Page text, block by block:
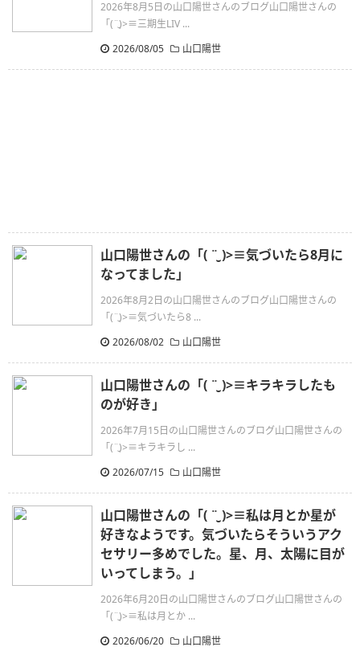
2026年8月5日の山口陽世さんのブログ山口陽世さんの
「(¨̮)>≡三期生LIV ...
2026/08/05
山口陽世
山口陽世さんの「( ¨̮ )>≡気づいたら8月に
なってました」
2026年8月2日の山口陽世さんのブログ山口陽世さんの
「(¨̮)>≡気づいたら8 ...
2026/08/02
山口陽世
山口陽世さんの「( ¨̮ )>≡キラキラしたも
のが好き」
2026年7月15日の山口陽世さんのブログ山口陽世さんの
「(¨̮)>≡キラキラし ...
2026/07/15
山口陽世
山口陽世さんの「( ¨̮ )>≡私は月とか星が
好きなようです。気づいたらそういうアク
セサリー多めでした。星、月、太陽に目が
いってしまう。」
2026年6月20日の山口陽世さんのブログ山口陽世さんの
「(¨̮)>≡私は月とか ...
2026/06/20
山口陽世